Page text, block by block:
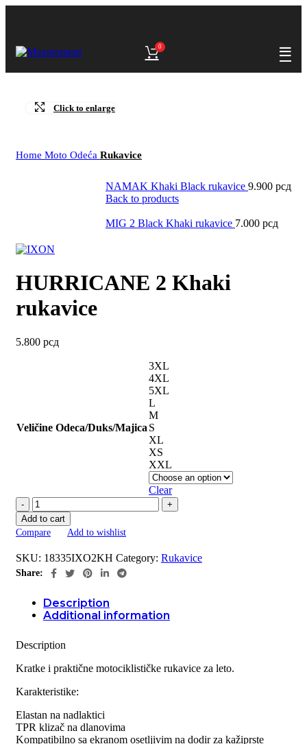
0
Click to enlarge
Home Moto Odeća Rukavice
NAMAK Khaki Black rukavice 9.900 рсд
Back to products
MIG 2 Black Khaki rukavice 7.000 рсд
HURRICANE 2 Khaki
rukavice
5.800 рсд
Veličine Odeca/Duks/Majica
3XL
4XL
5XL
L
M
S
XL
XS
XXL
Clear
HURRICANE
2
Khaki
rukavice
quantity
Add to cart
Compare
Add to wishlist
SKU: 18335IXO2KH Category: Rukavice
Share:
Description
Additional information
Description
Kratke i praktične motociklističke rukavice za leto.
Karakteristike:
Elastan na nadlaktici
TPR klizač na dlanovima
Kompatibilno sa ekranom osetljivim na dodir za kažiprste